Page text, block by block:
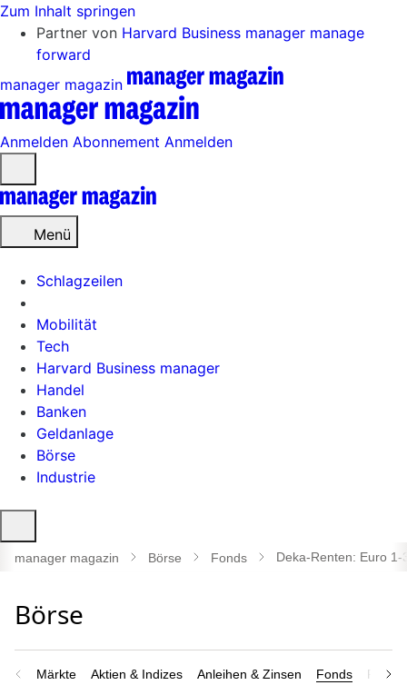
Zum Inhalt springen
Partner von Harvard Business manager manage
forward
manager magazin
Anmelden Abonnement Anmelden
öffnen
Menü
Schlagzeilen
Mobilität
Tech
Harvard Business manager
Handel
Banken
Geldanlage
Börse
Industrie
öffnen
manager magazin Börse Fonds Deka-Renten: Euro 1-
Märkte Aktien & Indizes Anleihen & Zinsen Fonds